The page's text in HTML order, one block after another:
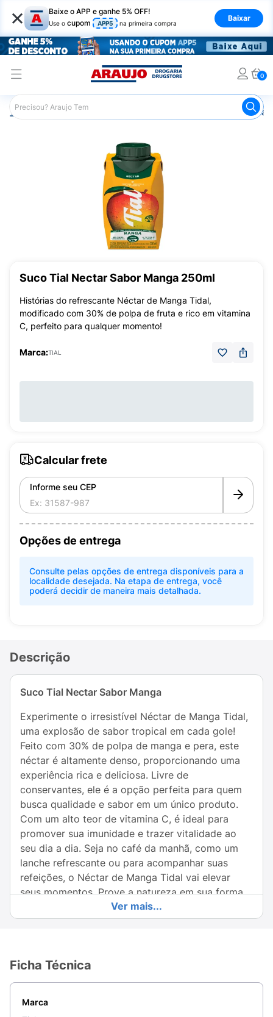
× Baixe o APP e ganhe 5% OFF!
Use o cupom APP5 na primeira compra
Baixar
0
Araujo Mercado Suco Tial
Suco Tial Nectar Sabor Manga 250ml
Histórias do refrescante Néctar de Manga Tidal,
modificado com 30% de polpa de fruta e rico em vitamina
C, perfeito para qualquer momento!
Marca:TIAL
Calcular frete
Informe seu CEP
Opções de entrega
Consulte pelas opções de entrega disponíveis para a
localidade desejada. Na etapa de entrega, você
poderá decidir de maneira mais detalhada.
Descrição
Suco Tial Nectar Sabor Manga
Experimente o irresistível Néctar de Manga Tidal,
uma explosão de sabor tropical em cada gole!
Feito com 30% de polpa de manga e pera, este
néctar é altamente denso, proporcionando uma
experiência rica e deliciosa. Livre de
conservantes, ele é a opção perfeita para quem
busca qualidade e sabor em um único produto.
Com um alto teor de vitamina C, é ideal para
promover sua imunidade e trazer vitalidade ao
seu dia a dia. Seja no café da manhã, como um
lanche refrescante ou para acompanhar suas
refeições, o Néctar de Manga Tidal vai elevar
seus momentos. Prove a natureza em sua forma
Ver mais...
Ficha Técnica
Marca